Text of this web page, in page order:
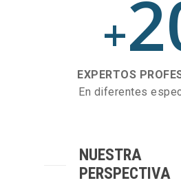
+
EXPERTOS
En diferentes
NUESTRA
PERSPECTIVA